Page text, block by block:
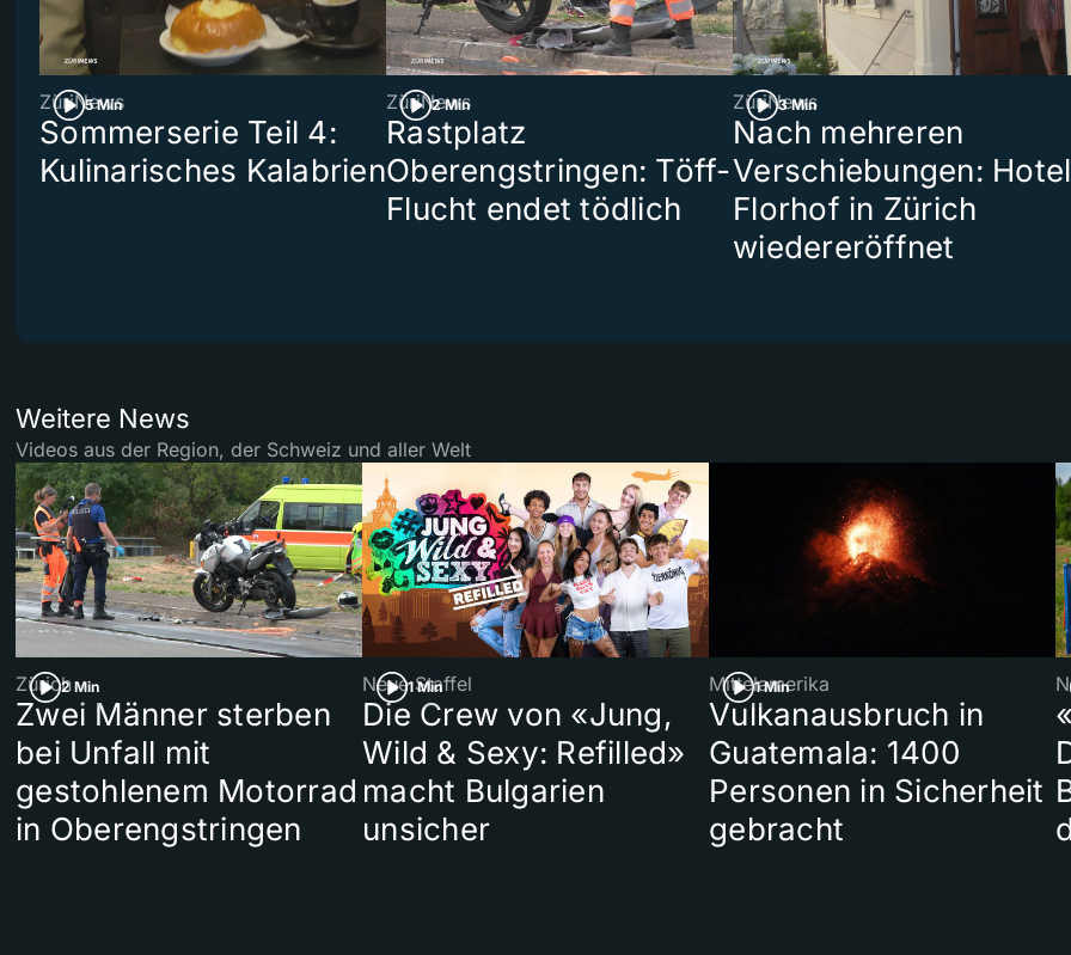
5 Min
ZüriNews
Sommerserie Teil 4:
Kulinarisches Kalabrien
2 Min
ZüriNews
Rastplatz
Oberengstringen: Töff-
Flucht endet tödlich
3 Min
ZüriNews
Nach mehreren
Verschiebungen: Hotel
Florhof in Zürich
wiedereröffnet
Weitere News
Videos aus der Region, der Schweiz und aller Welt
2 Min
Zürich
Zwei Männer sterben
bei Unfall mit
gestohlenem Motorrad
in Oberengstringen
1 Min
Neue Staffel
Die Crew von «Jung,
Wild & Sexy: Refilled»
macht Bulgarien
unsicher
1 Min
Mittelamerika
Vulkanausbruch in
Guatemala: 1400
Personen in Sicherheit
gebracht